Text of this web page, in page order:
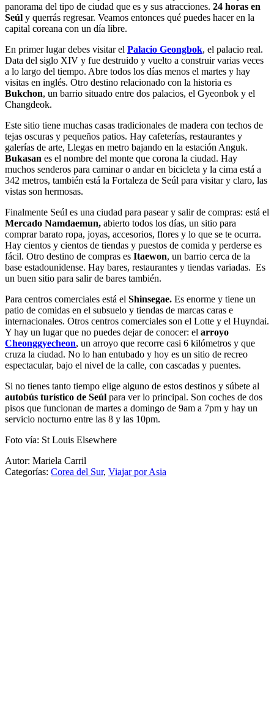
panorama del tipo de ciudad que es y sus atracciones. 24 horas en
Seúl y querrás regresar. Veamos entonces qué puedes hacer en la
capital coreana con un día libre.
En primer lugar debes visitar el Palacio Geongbok, el palacio real.
Data del siglo XIV y fue destruido y vuelto a construir varias veces
a lo largo del tiempo. Abre todos los días menos el martes y hay
visitas en inglés. Otro destino relacionado con la historia es
Bukchon, un barrio situado entre dos palacios, el Gyeonbok y el
Changdeok.
Este sitio tiene muchas casas tradicionales de madera con techos de
tejas oscuras y pequeños patios. Hay cafeterías, restaurantes y
galerías de arte, Llegas en metro bajando en la estación Anguk.
Bukasan es el nombre del monte que corona la ciudad. Hay
muchos senderos para caminar o andar en bicicleta y la cima está a
342 metros, también está la Fortaleza de Seúl para visitar y claro, las
vistas son hermosas.
Finalmente Seúl es una ciudad para pasear y salir de compras: está el
Mercado Namdaemun, abierto todos los días, un sitio para
comprar barato ropa, joyas, accesorios, flores y lo que se te ocurra.
Hay cientos y cientos de tiendas y puestos de comida y perderse es
fácil. Otro destino de compras es Itaewon, un barrio cerca de la
base estadounidense. Hay bares, restaurantes y tiendas variadas. Es
un buen sitio para salir de bares también.
Para centros comerciales está el Shinsegae. Es enorme y tiene un
patio de comidas en el subsuelo y tiendas de marcas caras e
internacionales. Otros centros comerciales son el Lotte y el Huyndai.
Y hay un lugar que no puedes dejar de conocer: el arroyo
Cheonggyecheon, un arroyo que recorre casi 6 kilómetros y que
cruza la ciudad. No lo han entubado y hoy es un sitio de recreo
espectacular, bajo el nivel de la calle, con cascadas y puentes.
Si no tienes tanto tiempo elige alguno de estos destinos y súbete al
autobús turístico de Seúl para ver lo principal. Son coches de dos
pisos que funcionan de martes a domingo de 9am a 7pm y hay un
servicio nocturno entre las 8 y las 10pm.
Foto vía: St Louis Elsewhere
Autor: Mariela Carril
Categorías: Corea del Sur, Viajar por Asia